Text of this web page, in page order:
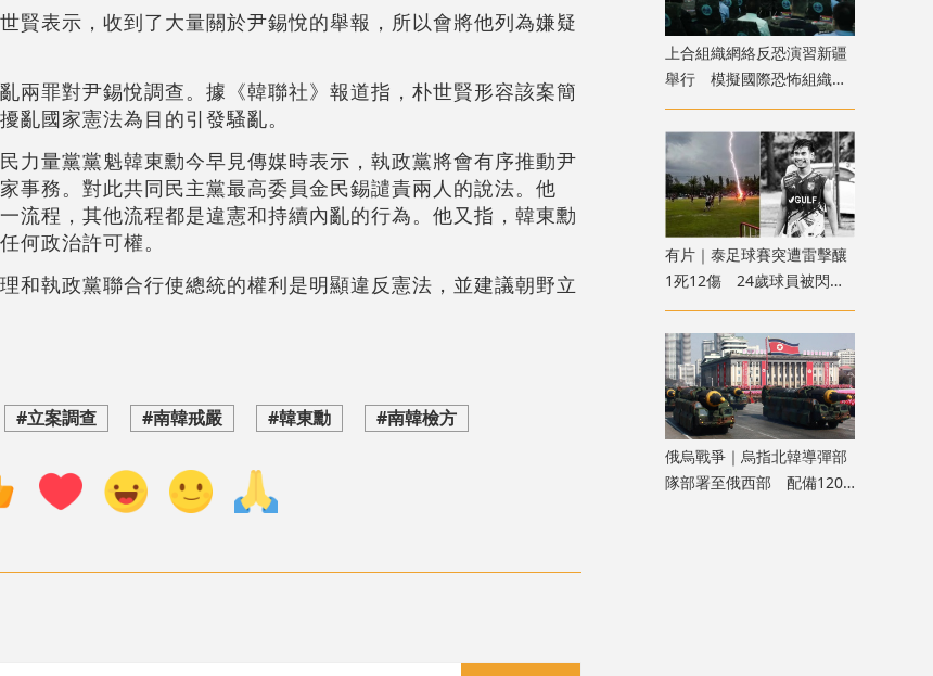
賢表示，收到了大量關於尹錫悅的舉報，所以會將他列為嫌疑
兩罪對尹錫悅調查。據《韓聯社》報道指，朴世賢形容該案簡
亂國家憲法為目的引發騷亂。
力量黨黨魁韓東勳今早見傳媒時表示，執政黨將會有序推動尹
事務。對此共同民主黨最高委員金民錫譴責兩人的說法。他
流程，其他流程都是違憲和持續內亂的行為。他又指，韓東勳
何政治許可權。
和執政黨聯合行使總統的權利是明顯違反憲法，並建議朝野立
#立案調查 #南韓戒嚴 #韓東勳 #南韓檢方
上合組織網絡反恐演習新疆
舉行 模擬國際恐怖組織策
劃實施恐襲等情形
有片｜泰足球賽突遭雷擊釀
1死12傷 24歲球員被閃電
劈中亡
俄烏戰爭｜烏指北韓導彈部
隊部署至俄西部 配備120